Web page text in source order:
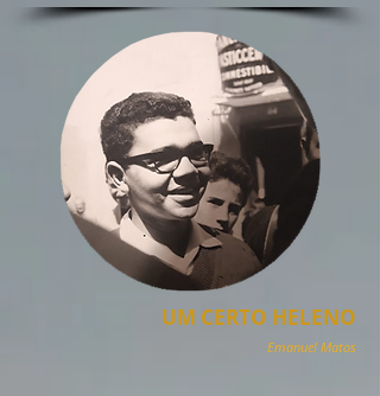
UM CERTO HELENO
Emanuel Matos